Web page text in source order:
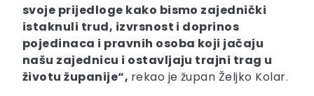
svoje prijedloge kako bismo zajednički
istaknuli trud, izvrsnost i doprinos
pojedinaca i pravnih osoba koji jačaju
našu zajednicu i ostavljaju trajni trag u
životu županije“, rekao je župan Željko Kolar.